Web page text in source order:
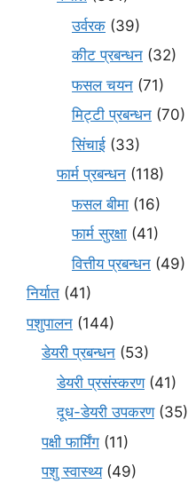
उर्वरक (39)
कीट प्रबन्धन (32)
फसल चयन (71)
मि‌ट्टी प्रबन्धन (70)
सिंचाई (33)
फार्म प्रबन्धन (118)
फसल बीमा (16)
फार्म सुरक्षा (41)
वित्तीय प्रबन्धन (49)
निर्यात (41)
पशुपालन (144)
डेयरी प्रबन्धन (53)
डेयरी प्रसंस्करण(41)
दूध-डेयरी उपकरण(35)
पक्षी फार्मिंग (11)
पशु स्वास्थ्य(49)